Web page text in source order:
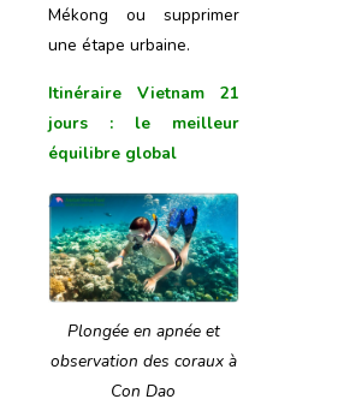
Mékong ou supprimer
une étape urbaine.
Itinéraire Vietnam 21
jours
: le meilleur
équilibre global
Plongée en apnée et
observation des coraux à
Con Dao